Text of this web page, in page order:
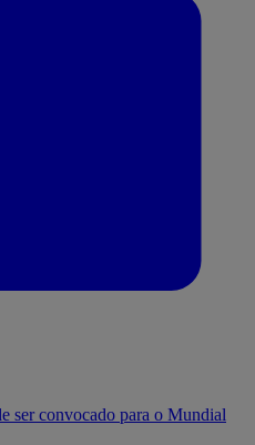
ser convocado para o Mundial